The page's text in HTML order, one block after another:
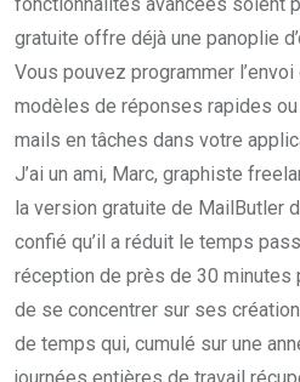
gratuite offre déjà une panoplie
Vous pouvez programmer
modèles de réponses rapides
mails en tâches dans votre
J’ai un ami, Marc, graphiste
la version gratuite de MailButler
confié qu’il a réduit le temps
réception de près de 30 minutes
de se concentrer sur ses
de temps qui, cumulé sur une
journées entières de travail